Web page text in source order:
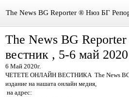
The News BG Reporter ® Нюз БГ
НОВИНИ
ЗА НАС
КОНТАКТИ
The News BG
вестник , 5-6 май
6 Май 2020г.
ЧЕТЕТЕ ОНЛАЙН ВЕСТНИКА The News BG
издание на нашата онлайн медия,
на адрес: